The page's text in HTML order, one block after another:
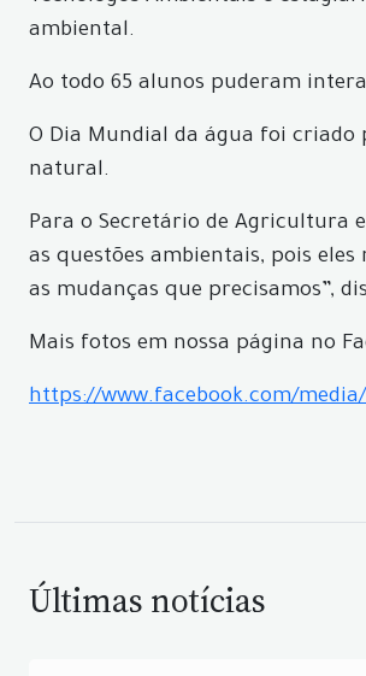
ambiental.
Ao todo 65 alunos puderam
O Dia Mundial da água foi criado
natural.
Para o Secretário de Agricultura
as questões ambientais, pois
as mudanças que precisamos”,
Mais fotos em nossa página no
https://www.facebook.com/media/
Últimas notícias